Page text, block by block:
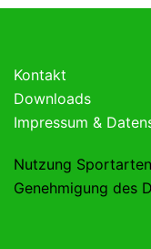
Kontakt
Downloads
Impressum &
Nutzung
Genehmigung des